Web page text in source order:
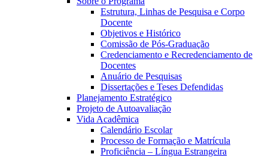
Estrutura, Linhas de Pesquisa e Corpo
Docente
Objetivos e Histórico
Comissão de Pós-Graduação
Credenciamento e Recredenciamento de
Docentes
Anuário de Pesquisas
Dissertações e Teses Defendidas
Planejamento Estratégico
Projeto de Autoavaliação
Vida Acadêmica
Calendário Escolar
Processo de Formação e Matrícula
Proficiência – Língua Estrangeira